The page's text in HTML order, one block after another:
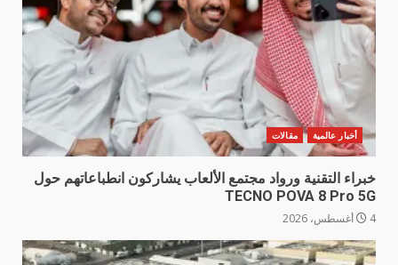
أخبار عالمية مقالات
خبراء التقنية ورواد مجتمع الألعاب يشاركون انطباعاتهم حول
TECNO POVA 8 Pro 5G
4 أغسطس، 2026